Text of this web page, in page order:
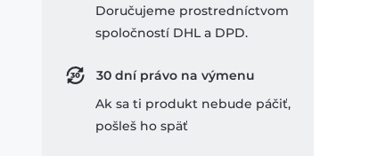
Doručujeme prostredníctvom
spoločností DHL a DPD.
30 dní právo na výmenu
Ak sa ti produkt nebude páčiť,
pošleš ho späť